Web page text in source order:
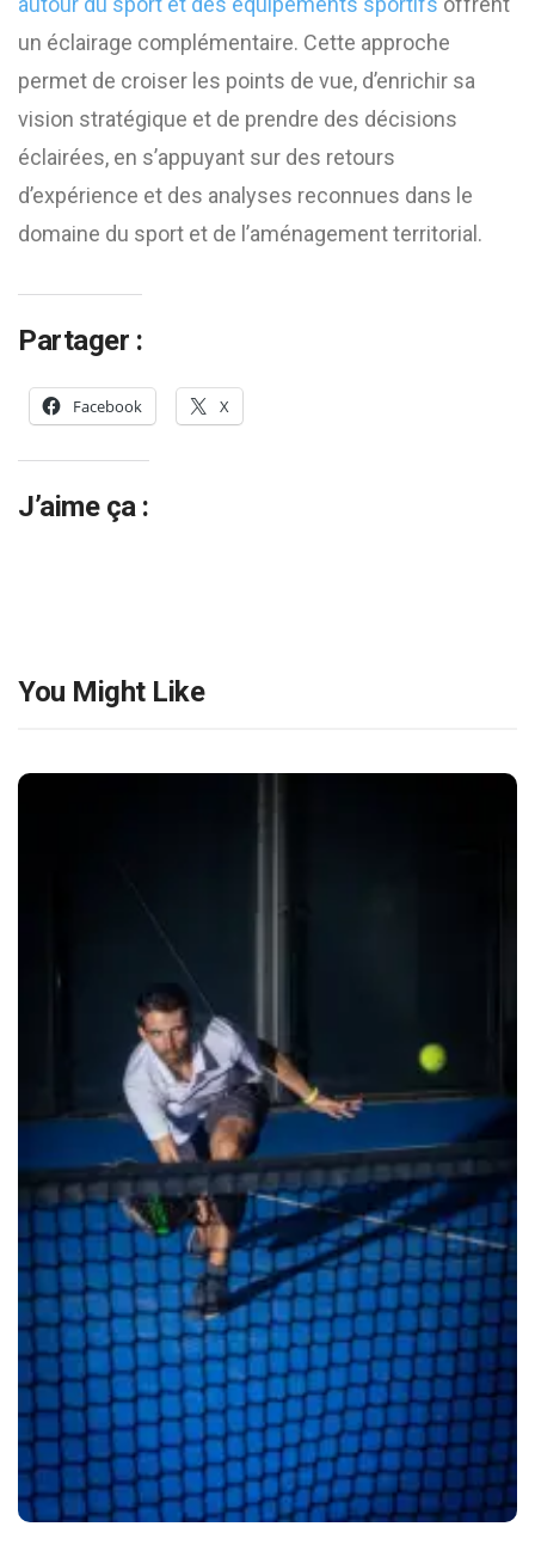
un éclairage complémentaire. Cette approche
permet de croiser les points de vue, d’enrichir sa
vision stratégique et de prendre des décisions
éclairées, en s’appuyant sur des retours
d’expérience et des analyses reconnues dans le
domaine du sport et de l’aménagement territorial.
Partager :
Facebook X
J’aime ça :
You Might Like